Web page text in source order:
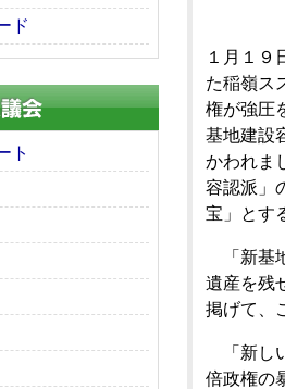
１月１９
た稲嶺ス
権が強圧
基地建設
かわれま
容認派」
宝」とす
「新基
遺産を残
掲げて、
「新し
倍政権の
ド
ト